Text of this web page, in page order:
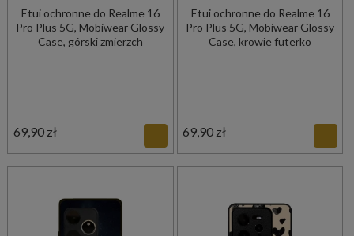
Etui ochronne do Realme 16
Pro Plus 5G, Mobiwear Glossy
Case, górski zmierzch
69,90 zł
Etui ochronne do Realme 16
Pro Plus 5G, Mobiwear Glossy
Case, krowie futerko
69,90 zł